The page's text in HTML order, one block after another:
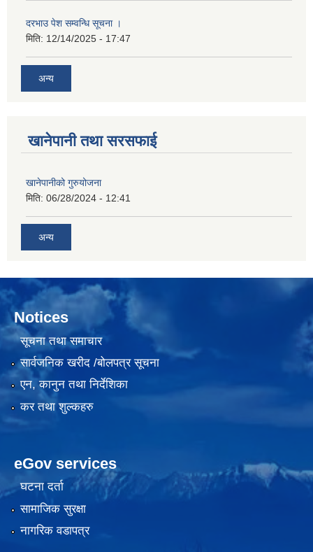
दरभाउ पेश सम्वन्धि सूचना ।
मिति: 12/14/2025 - 17:47
अन्य
खानेपानी तथा सरसफाई
खानेपानीको गुरुयोजना
मिति: 06/28/2024 - 12:41
अन्य
Notices
सूचना तथा समाचार
सार्वजनिक खरीद /बोलपत्र सूचना
एन, कानुन तथा निर्देशिका
कर तथा शुल्कहरु
eGov services
घटना दर्ता
सामाजिक सुरक्षा
नागरिक वडापत्र